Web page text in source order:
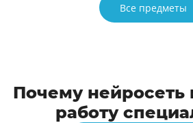
Все предметы
Почему нейросеть
работу